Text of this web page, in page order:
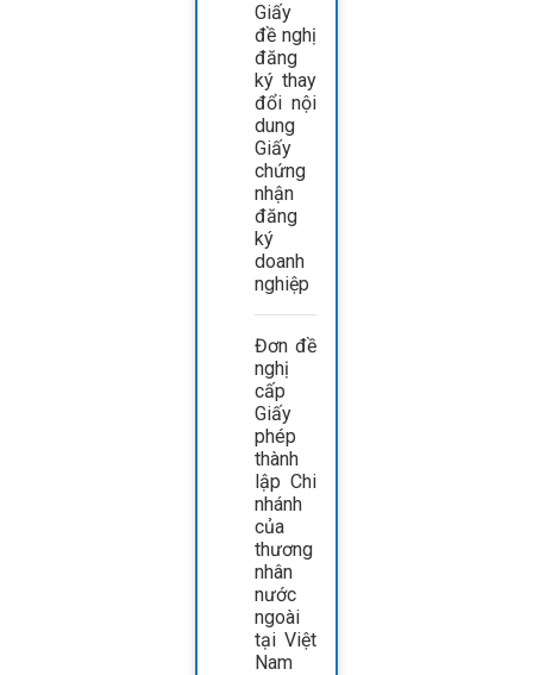
Giấy
đề nghị
đăng
ký thay
đổi nội
dung
Giấy
chứng
nhận
đăng
ký
doanh
nghiệp
Đơn đề
nghị
cấp
Giấy
phép
thành
lập Chi
nhánh
của
thương
nhân
nước
ngoài
tại Việt
Nam